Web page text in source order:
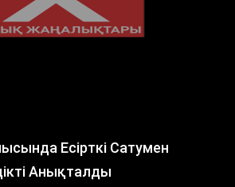
Есірткі Сатумен
Анықталды